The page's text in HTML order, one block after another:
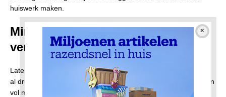
huiswerk maken.
Minder stofzuigen en een
verademing bij allergieën
Laten we ook heel eerlijk en praktisch zijn: een gezin runnen is
al druk en rommelig genoeg. Niemand zit te wachten op banken
vol met hondenharen of dagelijkse stofzuigsessies om de boel